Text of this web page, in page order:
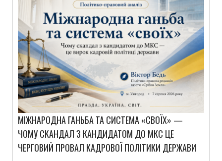
МІЖНАРОДНА ГАНЬБА ТА СИСТЕМА «СВОЇХ» —
ЧОМУ СKАНДАЛ З КАНДИДАТОМ ДО МКС ЦЕ
ЧЕРГОВИЙ ПРОВАЛ КАДРОВОЇ ПОЛІТИКИ ДЕРЖАВИ